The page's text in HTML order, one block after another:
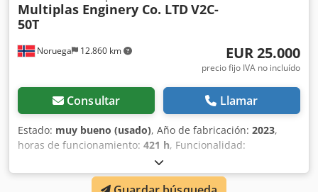
Noruega 12.860 km
Multiplas Enginery Co. LTDV2C-
50T
EUR 25.000
precio fijo IVA no incluído
Consultar Llamar
Estado: muy bueno (usado), Año de fabricación: 2023,
horas de funcionamiento: 421 h, Funcionalidad:
, Equipamiento:
Multiplas V4 Máquina de moldeo por inyección (nueva
2024) Ofrecemos a la venta una máquina de moldeo por